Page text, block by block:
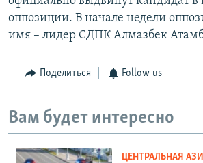
оппозиции. В начале недели
имя – лидер СДПК Алмазбек
Поделиться Follow us
Вам будет интересно
ЦЕНТРАЛЬНАЯ